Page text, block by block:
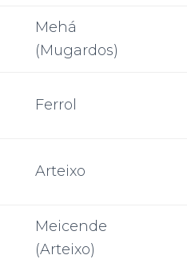
Mehá
(Mugardos)
Ferrol
Arteixo
Meicende
(Arteixo)